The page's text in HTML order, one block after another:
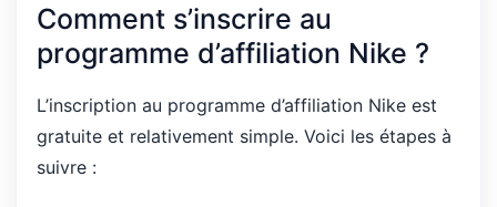
Comment s’inscrire au
programme d’affiliation Nike ?
L’inscription au programme d’affiliation Nike est
gratuite et relativement simple. Voici les étapes à
suivre :